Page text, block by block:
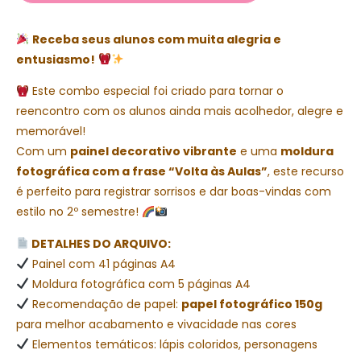
Receba seus alunos com muita alegria e
entusiasmo!
Este combo especial foi criado para tornar o
reencontro com os alunos ainda mais acolhedor, alegre e
memorável!
Com um painel decorativo vibrante e uma moldura
fotográfica com a frase “Volta às Aulas”, este recurso
é perfeito para registrar sorrisos e dar boas-vindas com
estilo no 2º semestre!
DETALHES DO ARQUIVO:
Painel com 41 páginas A4
Moldura fotográfica com 5 páginas A4
Recomendação de papel: papel fotográfico 150g
para melhor acabamento e vivacidade nas cores
Elementos temáticos: lápis coloridos, personagens